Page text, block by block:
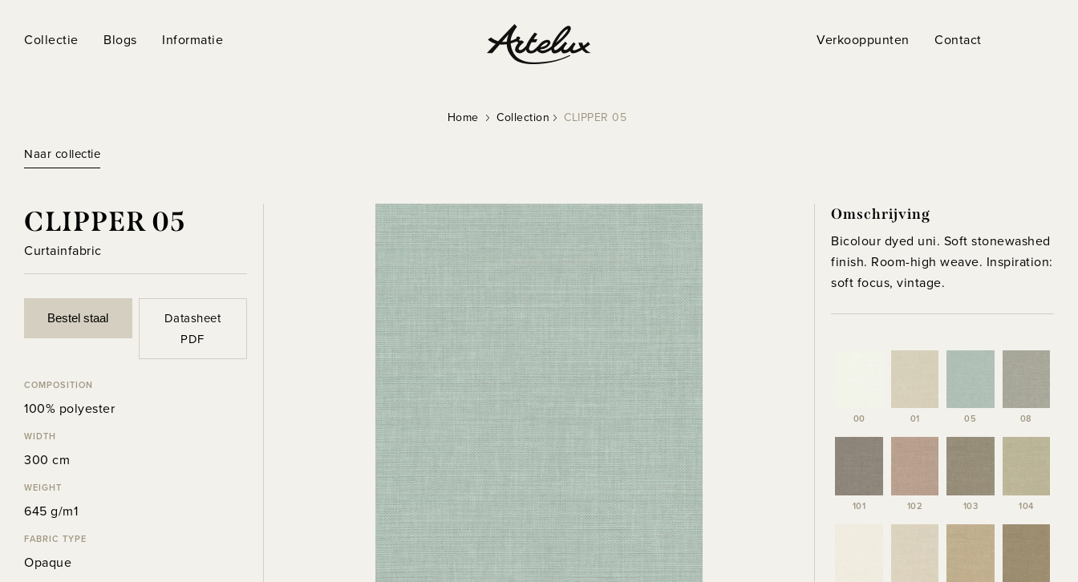
Collectie Blogs Informatie Verkooppunten Contact
Home Collection CLIPPER 05
Naar collectie
CLIPPER 05
Curtainfabric
Bestel staal
Datasheet
PDF
COMPOSITION
100% polyester
WIDTH
300 cm
WEIGHT
645 g/m1
FABRIC TYPE
Opaque
Omschrijving
Bicolour dyed uni. Soft stonewashed
finish. Room-high weave. Inspiration:
soft focus, vintage.
00 01 05 08
101 102 103 104